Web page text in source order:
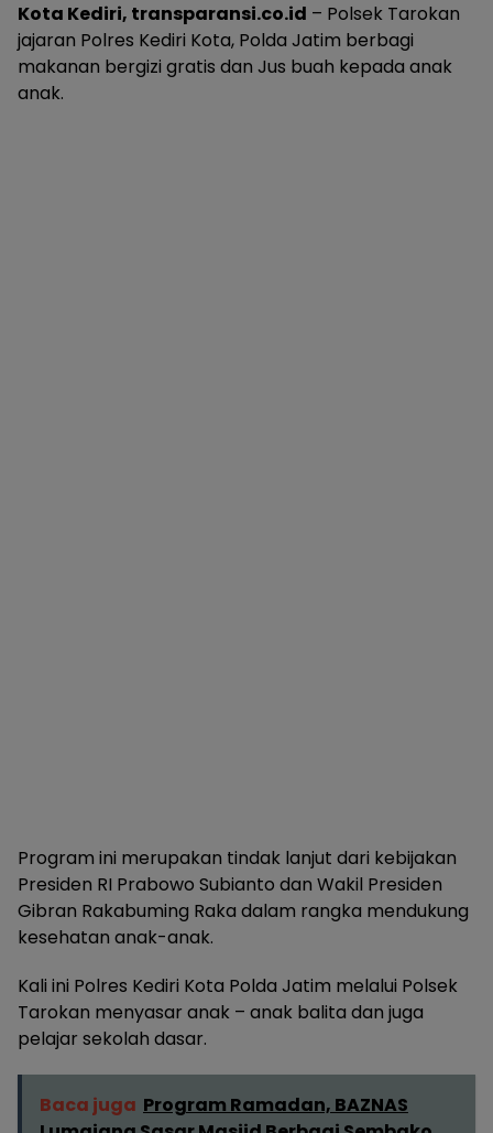
Kota Kediri, transparansi.co.id – Polsek Tarokan
jajaran Polres Kediri Kota, Polda Jatim berbagi
makanan bergizi gratis dan Jus buah kepada anak
anak.
Program ini merupakan tindak lanjut dari kebijakan
Presiden RI Prabowo Subianto dan Wakil Presiden
Gibran Rakabuming Raka dalam rangka mendukung
kesehatan anak-anak.
Kali ini Polres Kediri Kota Polda Jatim melalui Polsek
Tarokan menyasar anak – anak balita dan juga
pelajar sekolah dasar.
Baca juga Program Ramadan, BAZNAS